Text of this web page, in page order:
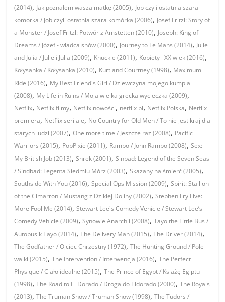
(2014), Jak poznałem waszą matkę (2005), Job czyli ostatnia szara
komorka / Job czyli ostatnia szara komórka (2006), Josef Fritzl: Story of
a Monster / Josef Fritzl: Potwór z Amstetten (2010), Joseph: King of
Dreams / Józef - władca snów (2000), Journey to Le Mans (2014), Julie
and Julia / Julie i Julia (2009), Knuckle (2011), Kobiety i XX wiek (2016),
Kołysanka / Kołysanka (2010), Kurt and Courtney (1998), Maximum
Ride (2016), My Best Friend's Girl / Dziewczyna mojego kumpla
(2008), My Life in Ruins / Moja wielka grecka wycieczka (2009),
Netflix, Netflix filmy, Netflix nowości, netflix pl, Netflix Polska, Netflix
premiera, Netflix seriiale, No Country for Old Men / To nie jest kraj dla
starych ludzi (2007),One more time / Jeszcze raz (2008), Pacific
Warriors (2015), PopPixie (2011), Rambo / John Rambo (2008),Sex:
My British Job (2013),Shrek (2001),Sinbad: Legend of the Seven Seas
/ Sindbad: Legenta Siedmiu Mórz (2003),Skazany na śmierć (2005),
Southside With You (2016),Special Ops Mission (2009),Spirit: Stallion
of the Cimarron / Mustang z Dzikiej Doliny (2002),Stephen Fry Live:
More Fool Me (2014),Stewart Lee's Comedy Vehicle / Stewart Lee’s
Comedy Vehicle (2009),Synowie Anarchii (2008),Tayo the Little Bus /
Autobusik Tayo (2014),The Delivery Man (2015),The Driver (2014),
The Godfather / Ojciec Chrzestny (1972),The Hunting Ground / Pole
walki (2015),The Intervention / Interwencja (2016),The Perfect
Physique / Ciało idealne (2015),The Prince of Egypt / Książę Egiptu
(1998),The Road to El Dorado / Droga do Eldorado (2000),The Royals
(2013),The Truman Show / Truman Show (1998),The Tudors /